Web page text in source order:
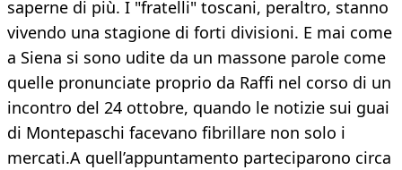
saperne di più. I "fratelli" toscani, peraltro, stanno
vivendo una stagione di forti divisioni. E mai come
a Siena si sono udite da un massone parole come
quelle pronunciate proprio da Raffi nel corso di un
incontro del 24 ottobre, quando le notizie sui guai
di Montepaschi facevano fibrillare non solo i
mercati.A quell’appuntamento parteciparono circa